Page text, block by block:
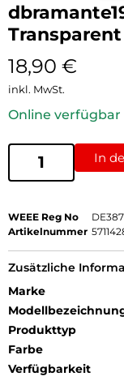
Transparent
18,90 €
inkl. MwSt.
Online verfügbar
In
WEEE Reg No
Artikelnummer
Zusätzliche
Marke
Produkttyp
Farbe
Verfügbarkeit